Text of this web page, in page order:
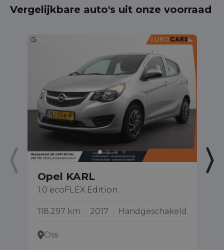
Vergelijkbare auto's uit onze voorraad
Opel KARL
1.0 ecoFLEX Edition
118.297 km 2017 Handgeschakeld
Oss